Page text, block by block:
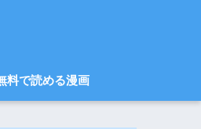
料で読める漫画